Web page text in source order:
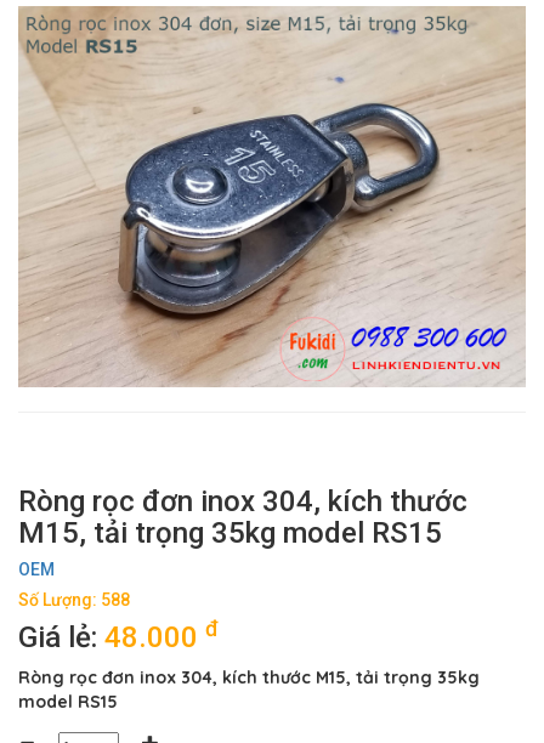
Ròng rọc đơn inox 304, kích thước
M15, tải trọng 35kg model RS15
OEM
Số Lượng: 588
Giá lẻ: 48.000 đ
Ròng rọc đơn inox 304, kích thước M15, tải trọng 35kg
model RS15